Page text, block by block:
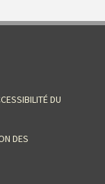
DU
DES